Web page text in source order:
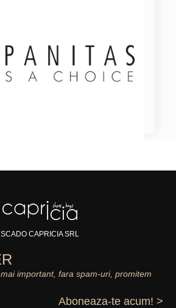
SCADO CAPRICIA SRL
important, fara spam-uri, promitem
Aboneaza-te acum! >